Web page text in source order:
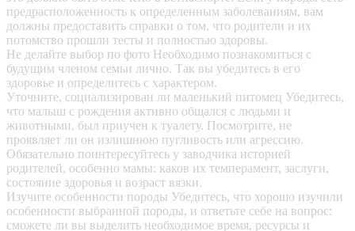
предрасположенность к определенным заболеваниям, вам
должны предоставить справки о том, что родители и их
потомство прошли тесты и полностью здоровы.
Не делайте выбор по фото Необходимо познакомиться с
будущим членом семьи лично. Так вы убедитесь в его
здоровье и определитесь с характером.
Уточните, социализирован ли маленький питомец Убедитесь,
что малыш с рождения активно общался с людьми и
животными, был приучен к туалету. Посмотрите, не
проявляет ли он излишнюю пугливость или агрессию.
Обязательно поинтересуйтесь у заводчика историей
родителей, особенно мамы: каков их темперамент, заслуги,
состояние здоровья и возраст вязки.
Изучите особенности породы Убедитесь, что хорошо изучили
особенности выбранной породы, и ответьте себе на вопрос:
сможете ли вы выделить необходимое время, ресурсы и